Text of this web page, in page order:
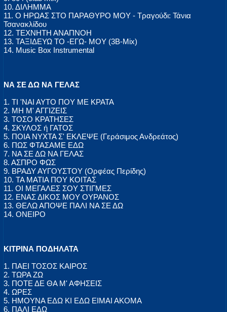
10. ΔΙΛΗΜΜΑ
11. Ο ΗΡΩΑΣ ΣΤΟ ΠΑΡΑΘΥΡΟ ΜΟΥ - Τραγούδι: Τάνια
Τσανακλίδου
12. ΤΕΧΝΗΤΗ ΑΝΑΠΝΟΗ
13. ΤΑΞΙΔΕΥΩ ΤΟ -ΕΓΩ- ΜΟΥ (3B-Mix)
14. Music Box Instrumental
ΝΑ ΣΕ ΔΩ ΝΑ ΓΕΛΑΣ
1. ΤΙ 'ΝΑΙ ΑΥΤΟ ΠΟΥ ΜΕ ΚΡΑΤΑ
2. ΜΗ Μ' ΑΓΓΙΖΕΙΣ
3. ΤΟΣΟ ΚΡΑΤΗΣΕΣ
4. ΣΚΥΛΟΣ ή ΓΑΤΟΣ
5. ΠΟΙΑ ΝΥΧΤΑ Σ' ΕΚΛΕΨΕ (Γεράσιμος Ανδρεάτος)
6. ΠΩΣ ΦΤΑΣΑΜΕ ΕΔΩ
7. ΝΑ ΣΕ ΔΩ ΝΑ ΓΕΛΑΣ
8. ΑΣΠΡΟ ΦΩΣ
9. ΒΡΑΔΥ ΑΥΓΟΥΣΤΟΥ (Ορφέας Περίδης)
10. ΤΑ ΜΑΤΙΑ ΠΟΥ ΚΟΙΤΑΣ
11. ΟΙ ΜΕΓΑΛΕΣ ΣΟΥ ΣΤΙΓΜΕΣ
12. ΕΝΑΣ ΔΙΚΟΣ ΜΟΥ ΟΥΡΑΝΟΣ
13. ΘΕΛΩ ΑΠΟΨΕ ΠΑΛΙ ΝΑ ΣΕ ΔΩ
14. ΟΝΕΙΡΟ
ΚΙΤΡΙΝΑ ΠΟΔΗΛΑΤΑ
1. ΠΑΕΙ ΤΟΣΟΣ ΚΑΙΡΟΣ
2. ΤΩΡΑ ΖΩ
3. ΠΟΤΕ ΔΕ ΘΑ Μ' ΑΦΗΣΕΙΣ
4. ΩΡΕΣ
5. ΗΜΟΥΝΑ ΕΔΩ ΚΙ ΕΔΩ ΕΙΜΑΙ ΑΚΟΜΑ
6. ΠΑΛΙ ΕΔΩ